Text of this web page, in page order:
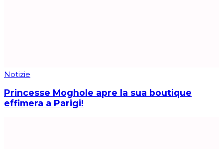
Notizie
Princesse Moghole apre la sua boutique
effimera a Parigi!